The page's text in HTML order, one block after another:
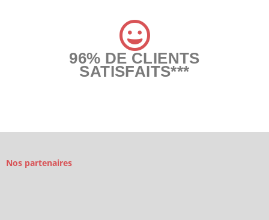
96% DE CLIENTS
SATISFAITS***
Nos partenaires